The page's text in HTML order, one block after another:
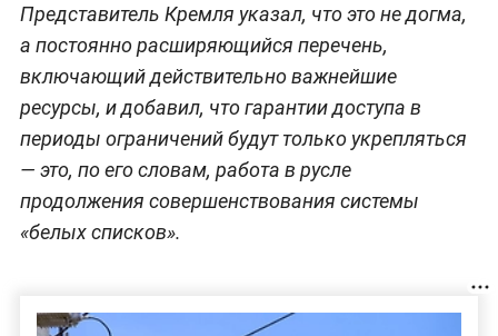
Представитель Кремля указал, что это не догма,
а постоянно расширяющийся перечень,
включающий действительно важнейшие
ресурсы, и добавил, что гарантии доступа в
периоды ограничений будут только укрепляться
— это, по его словам, работа в русле
продолжения совершенствования системы
«белых списков».